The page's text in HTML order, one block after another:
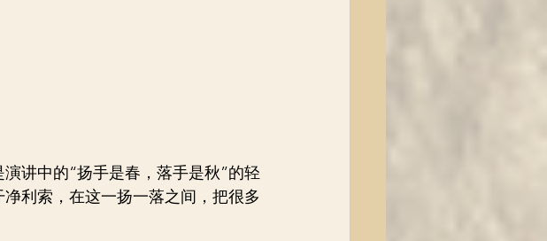
讲中的“扬手是春，落手是秋”的轻
利索，在这一扬一落之间，把很多